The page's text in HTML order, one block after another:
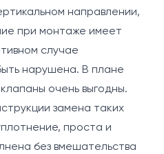
направлении,
при монтаже имеет
случае
нарушена. В плане
очень выгодны.
замена таких
проста и
без вмешательства